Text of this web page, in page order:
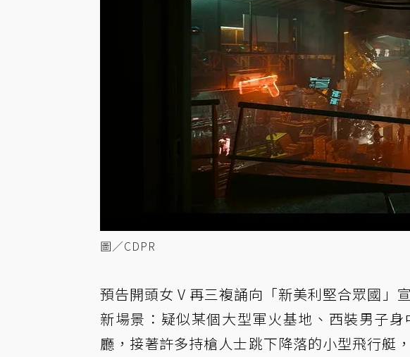
圖／CDPR
預告開頭女 V 再三複誦向「新美利堅合眾國」
新場景：疑似某個大型軍火基地、西裝男子
廳，接著許多持槍人士跳下降落的小型飛行艇